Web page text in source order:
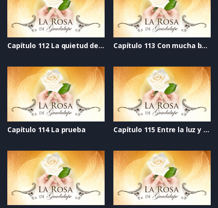
Capítulo 112 La quietud del viento Capítulo 113 Con mucha bateria
Capítulo 114 La prueba Capítulo 115 Entre la luz y la oscuridad